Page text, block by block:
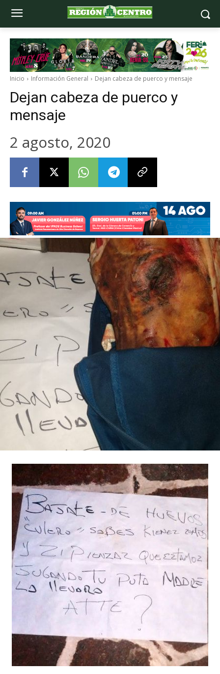
Inicio Información General Dejan cabeza de puerco y mensaje
Dejan cabeza de puerco y
mensaje
2 agosto, 2020